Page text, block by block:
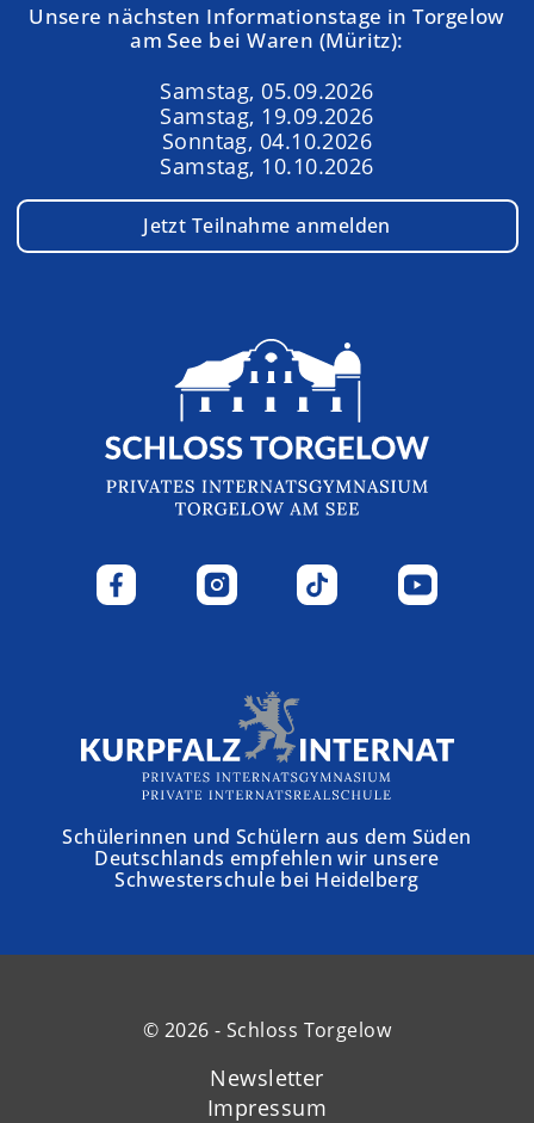
Unsere nächsten Informationstage in Torgelow
am See bei Waren (Müritz):
Samstag, 05.09.2026
Samstag, 19.09.2026
Sonntag, 04.10.2026
Samstag, 10.10.2026
Jetzt Teilnahme anmelden
Schülerinnen und Schülern aus dem Süden
Deutschlands empfehlen wir unsere
Schwesterschule bei Heidelberg
© 2026 - Schloss Torgelow
Newsletter
Impressum